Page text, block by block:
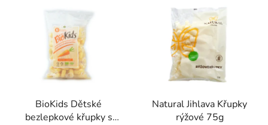
BioKids Dětské
bezlepkové křupky s
Natural Jihlava Křupky
rýžové 75g